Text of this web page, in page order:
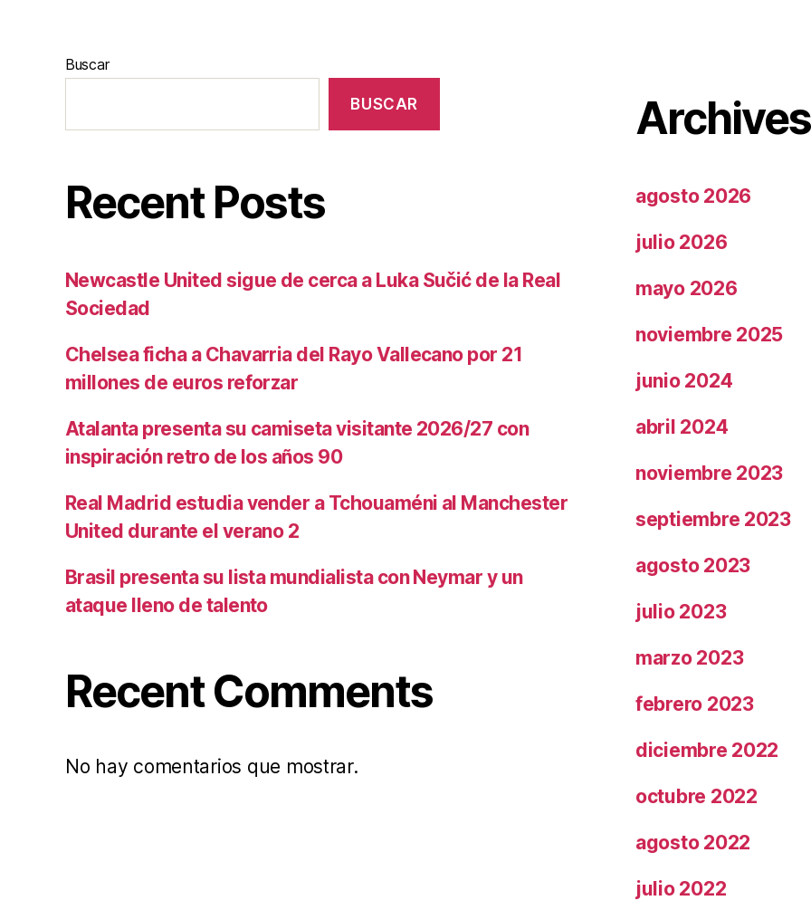
Buscar
BUSCAR
Recent Posts
Newcastle United sigue de cerca a Luka Sučić de la Real
Sociedad
Chelsea ficha a Chavarria del Rayo Vallecano por 21
millones de euros reforzar
Atalanta presenta su camiseta visitante 2026/27 con
inspiración retro de los años 90
Real Madrid estudia vender a Tchouaméni al Manchester
United durante el verano 2
Brasil presenta su lista mundialista con Neymar y un
ataque lleno de talento
Recent Comments
No hay comentarios que mostrar.
Archives
agosto 2026
julio 2026
mayo 2026
noviembre 2025
junio 2024
abril 2024
noviembre 2023
septiembre 2023
agosto 2023
julio 2023
marzo 2023
febrero 2023
diciembre 2022
octubre 2022
agosto 2022
julio 2022